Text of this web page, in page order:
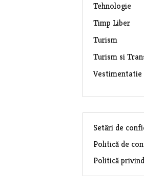
Tehnologie
Timp Liber
Turism
Turism si
Vestimentatie
Setări de
Politică de
Politică